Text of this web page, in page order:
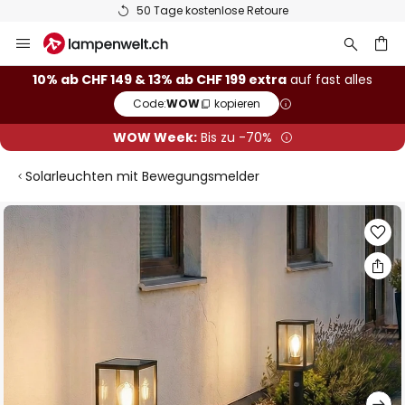
50 Tage kostenlose Retoure
Inhalt
springen
10% ab CHF 149 & 13% ab CHF 199 extra auf fast alles
Code:WOW kopieren
WOW Week:Bis zu -70%
Solarleuchten mit Bewegungsmelder
Zum